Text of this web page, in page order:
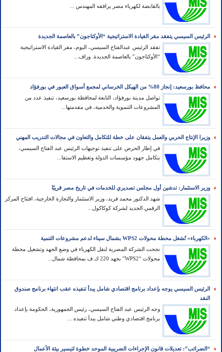
بالقابضة لكهرباء مصر يرافقه المهندس ...
الرئيس السيسي يتفقد مقر القيادة الاستراتيجية “الأوكتاجون” بالعاصمة الجديدة
تفقد الرئيس عبدالفتاح السيسي، اليوم، مقر القيادة الاستراتيجية
“الأوكتاجون” بالعاصمة الجديدة. وراف...
محافظ بورسعيد: إنجاز 80% من الهيكل الخرساني لمجمع أسواق العبور في بورفؤاد
تواصل مدينة بورفؤاد، التابعة لمحافظة بورسعيد، تنفيذ عدد من
المشروعات التنموية والخدمية، في مقدمتها...
وزيرا الإنتاج الحربي والعمل يتفقان على خطة للتكامل والتعاون في مجالات التدريب المهني
في إطار الحرص على تنفيذ توجيهات الرئيس عبد الفتاح السيسي،
بتكامل جهود مؤسسات الدولة وتعظيم الاستفا...
وزير الاستثمار: تدشين أول مجلس تصديري للخدمات في تاريخ مصر قريبًا
شهد الدكتور محمد فريد، وزير الاستثمار والتجارة الخارجية، افتتاح المركز
الرقمي الجديد لشركة كوكاكول...
«الكهرباء» تُشغل محطة محولات WPS2 بشمال سيناء لدعم مشروعات التنمية
نجحت الشركة المصرية لنقل الكهرباء في وضع الجهد وتشغيل محطة
محولات “WPS2” بجهد 220 ك.ف بمحافظة شمال...
الرئيس السيسي يوجه بإعداد برنامج اقتصادي شامل يبدأ تنفيذه عقب انتهاء برنامج صندوق
النقد
وجه الرئيس عبد الفتاح السيسي، رئيس الجمهورية، الحكومة بإعداد
برنامج اقتصادي وطني شامل يبدأ تنفيذه ...
“الضرائب”: تعديلات قانون الإجراءات الضريبية الموحد خطوة لتيسير بيئة الأعمال